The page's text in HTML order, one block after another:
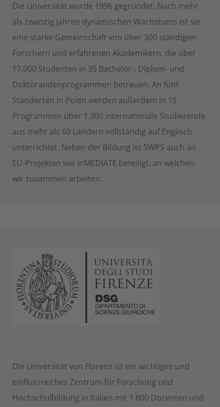
Die Universität wurde 1996 gegründet. Nach mehr
als zwanzig Jahren dynamischen Wachstums ist sie
eine starke Gemeinschaft von über 300 ständigen
Forschern und erfahrenen Akademikern, die über
17.000 Studenten in 35 Bachelor-, Diplom- und
Doktorandenprogrammen betreuen. An fünf
Standorten in Polen werden außerdem in 15
Programmen über 1.300 internationale Studierende
aus mehr als 60 Ländern vollständig auf Englisch
unterrichtet. Neben der Bildung ist SWPS auch an
EU-Projekten wie InMEDIATE beteiligt, an welchen
wir zusammen arbeiten.
Die Universität von Florenz ist ein wichtiges und
einflussreiches Zentrum für Forschung und
Hochschulbildung in Italien mit 1.800 Dozenten und